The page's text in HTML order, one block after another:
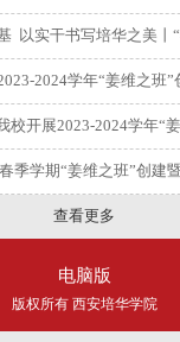
华之美丨“学风建设”主题教育月暨“姜维
2024学年“姜维之班”创
开展2023-2024学年“姜维
学期“姜维之班”创建暨学风
查看更多
电脑版
版权所有 西安培华学院